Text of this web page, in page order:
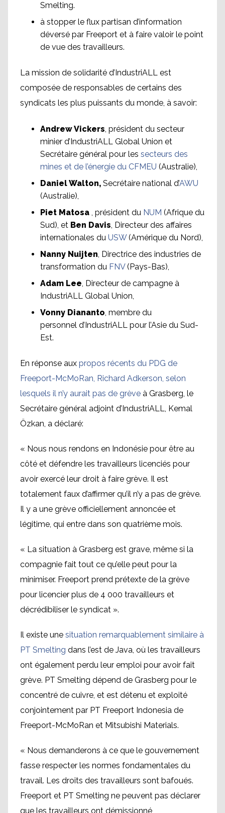
Smelting.
à stopper le flux partisan d’information
déversé par Freeport et à faire valoir le point
de vue des travailleurs.
La mission de solidarité d’IndustriALL est
composée de responsables de certains des
syndicats les plus puissants du monde, à savoir:
Andrew Vickers, président du secteur
minier d’IndustriALL Global Union et
Secrétaire général pour les secteurs des
mines et de l’énergie du CFMEU (Australie),
Daniel Walton, Secrétaire national d’AWU
(Australie),
Piet Matosa , président du NUM (Afrique du
Sud), et Ben Davis, Directeur des affaires
internationales du USW(Amérique du Nord),
Nanny Nuijten, Directrice des industries de
transformation du FNV(Pays-Bas),
Adam Lee, Directeur de campagne à
IndustriALL Global Union,
Vonny Diananto, membre du
personnel d’IndustriALL pour l’Asie du Sud-
Est.
En réponse aux propos récents du PDG de
Freeport-McMoRan, Richard Adkerson, selon
lesquels il n’y aurait pas de grève à Grasberg, le
Secrétaire général adjoint d’IndustriALL, Kemal
Özkan, a déclaré:
« Nous nous rendons en Indonésie pour être au
côté et défendre les travailleurs licenciés pour
avoir exercé leur droit à faire grève. Il est
totalement faux d’affirmer qu’il n’y a pas de grève.
Il y a une grève officiellement annoncée et
légitime, qui entre dans son quatrième mois.
« La situation à Grasberg est grave, même si la
compagnie fait tout ce qu’elle peut pour la
minimiser. Freeport prend prétexte de la grève
pour licencier plus de 4 000 travailleurs et
décrédibiliser le syndicat ».
Il existe une situation remarquablement similaire à
PT Smelting dans l’est de Java, où les travailleurs
ont également perdu leur emploi pour avoir fait
grève. PT Smelting dépend de Grasberg pour le
concentré de cuivre, et est détenu et exploité
conjointement par PT Freeport Indonesia de
Freeport-McMoRan et Mitsubishi Materials.
« Nous demanderons à ce que le gouvernement
fasse respecter les normes fondamentales du
travail. Les droits des travailleurs sont bafoués.
Freeport et PT Smelting ne peuvent pas déclarer
que les travailleurs ont démissionné